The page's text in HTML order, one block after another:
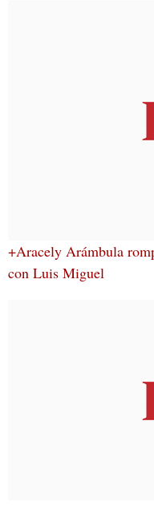
+Aracely Arámbula
con Luis Miguel